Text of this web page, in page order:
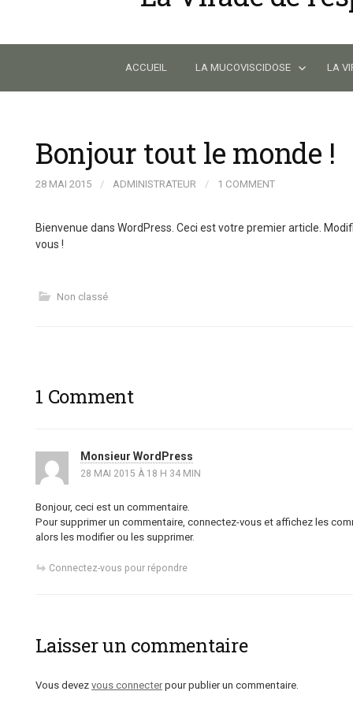
ACCUEIL LA MUCOVISCIDOSE LA
Bonjour tout le monde !
28 MAI 2015 / ADMINISTRATEUR / 1 COMMENT
Bienvenue dans WordPress. Ceci est votre premier article.
vous !
Non classé
1 Comment
Monsieur WordPress
28 MAI 2015 À 18 H 34 MIN
Bonjour, ceci est un commentaire.
Pour supprimer un commentaire, connectez-vous et affichez les
alors les modifier ou les supprimer.
Connectez-vous pour répondre
Laisser un commentaire
Vous devez vous connecterpour publier un commentaire.